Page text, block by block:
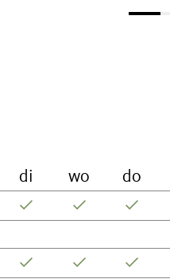
di wo do